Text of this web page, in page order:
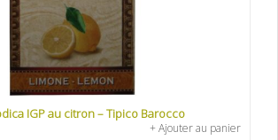
IGP au citron – Tipico Barocco
+ Ajouter au panier